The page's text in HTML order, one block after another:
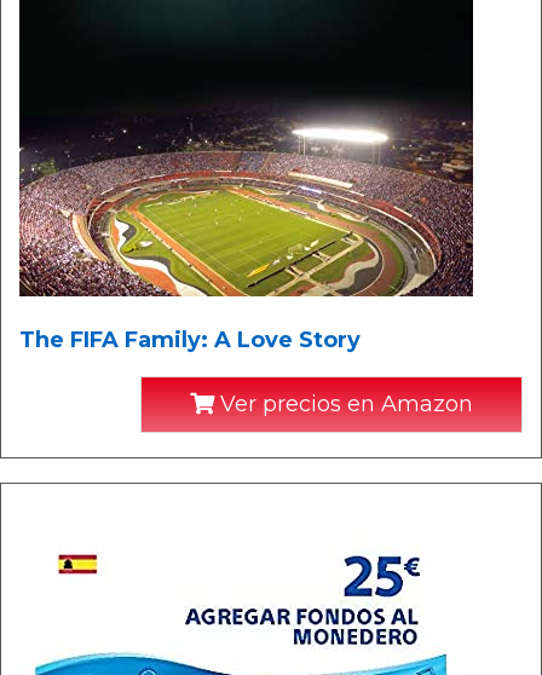
The FIFA Family: A Love Story
Ver precios en Amazon